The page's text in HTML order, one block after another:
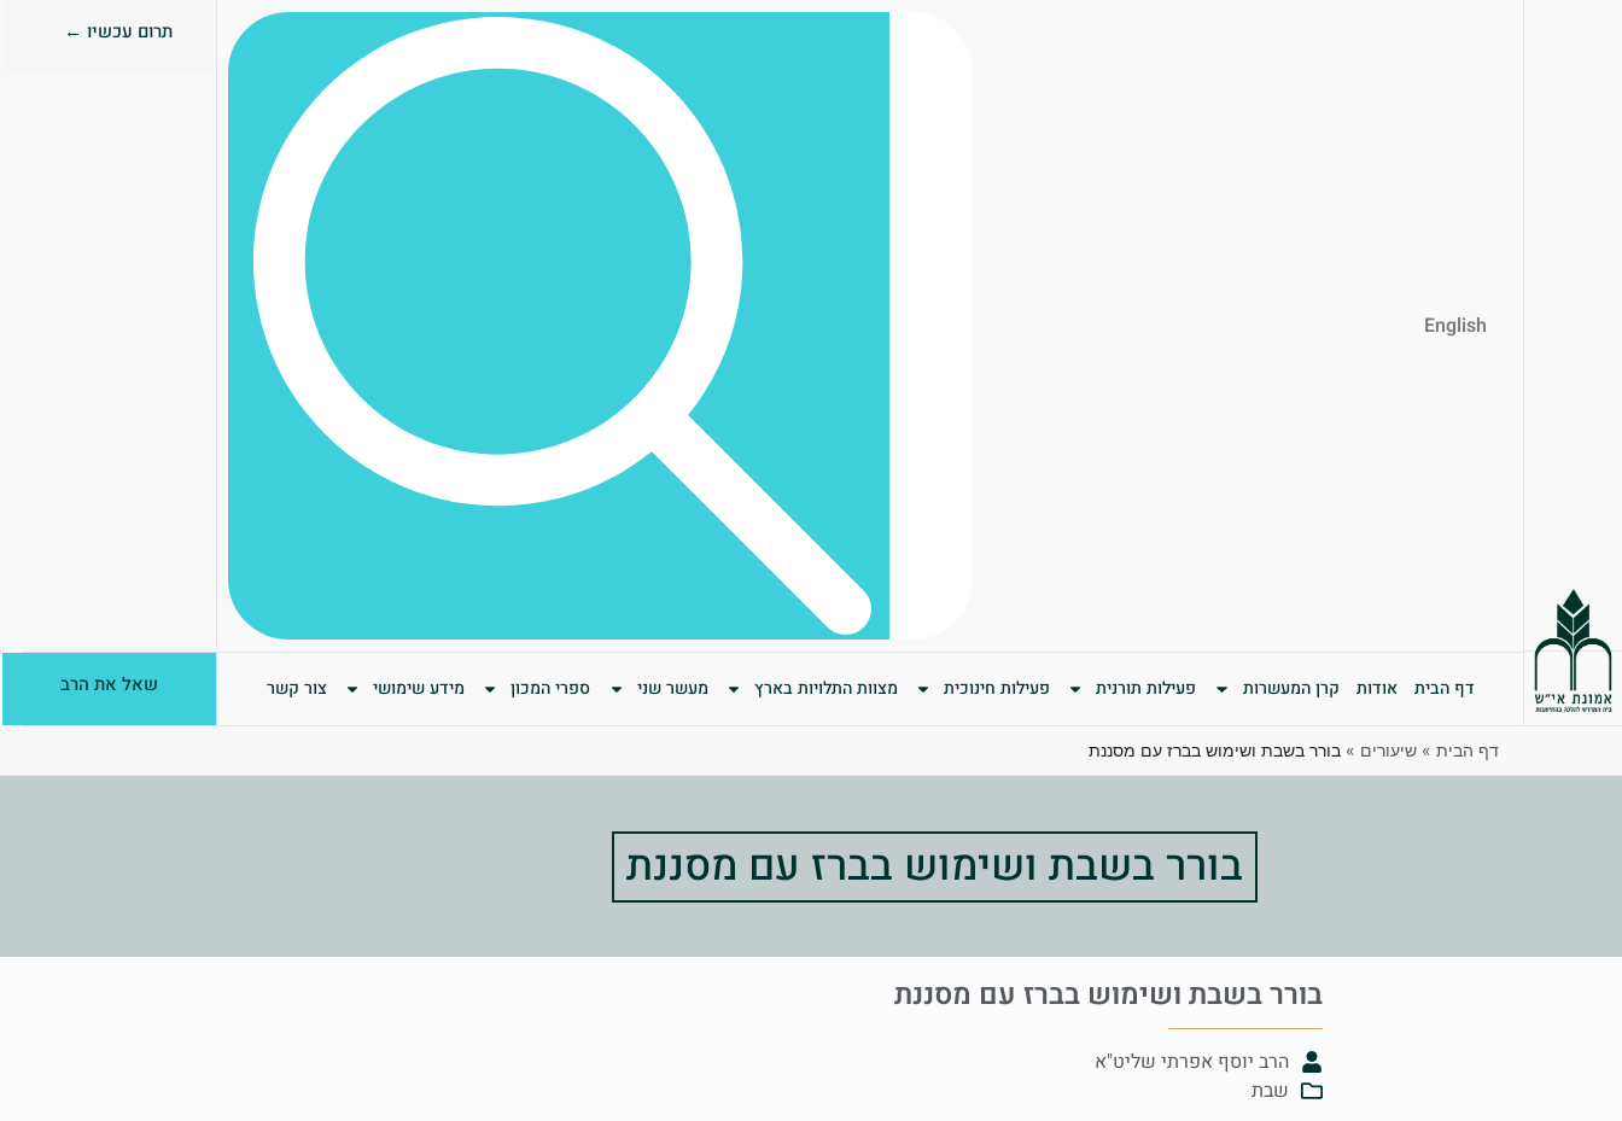
English
תרום עכשיו ←
דף הבית אודות קרן המעשרות פעילות תורנית פעילות חינוכית מצוות התלויות בארץ מעשר שני ספרי המכון מידע שימושי צור קשר שאל את הרב
דף הבית » שיעורים » בורר בשבת ושימוש בברז עם מסננת
בורר בשבת ושימוש בברז עם מסננת
בורר בשבת ושימוש בברז עם מסננת
הרב יוסף אפרתי שליט"א
שבת